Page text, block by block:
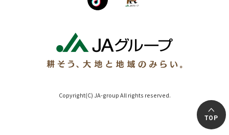
Copyright(C) JA-group All rights reserved.
TOP